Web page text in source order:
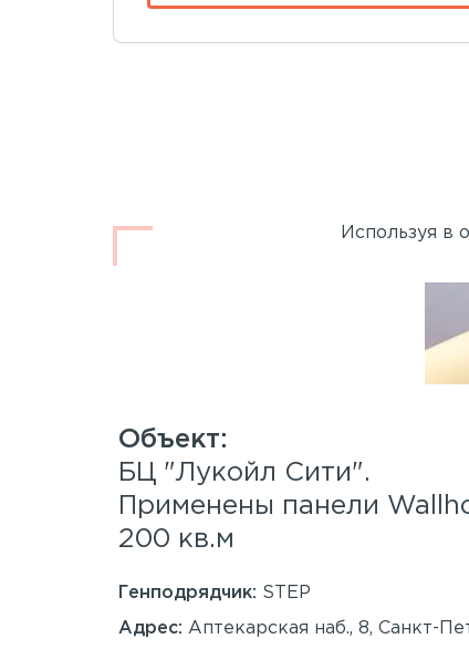
Используя в
БЦ "Лукойл Сити".
Применены панели
200 кв.м
Генподрядчик: STEP
Адрес: Аптекарская наб., 8, Санкт-